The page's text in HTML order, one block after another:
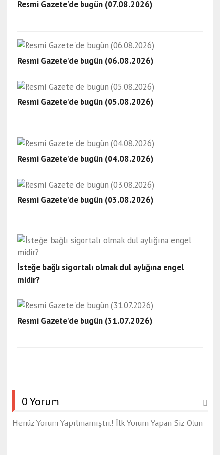
Resmi Gazete'de bugün (07.08.2026)
Resmi Gazete'de bugün (06.08.2026)
Resmi Gazete'de bugün (05.08.2026)
Resmi Gazete'de bugün (04.08.2026)
Resmi Gazete'de bugün (03.08.2026)
İsteğe bağlı sigortalı olmak dul aylığına engel
midir?
Resmi Gazete'de bugün (31.07.2026)
0 Yorum
Henüz Yorum Yapılmamıştır.! İlk Yorum Yapan Siz Olun